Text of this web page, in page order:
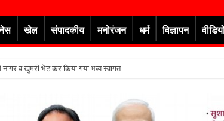
खेल संपादकीय मनोरंजन धर्म विज्ञापन
नागर व खुमरी भेंट कर किया गया भव्य स्वागत